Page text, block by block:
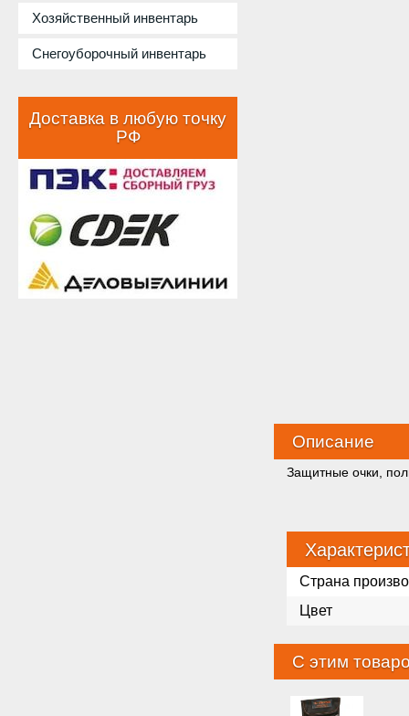
Хозяйственный инвентарь
Снегоуборочный инвентарь
Доставка в любую точку
РФ
Описание
Защитные очки,
Страна
Цвет
С этим